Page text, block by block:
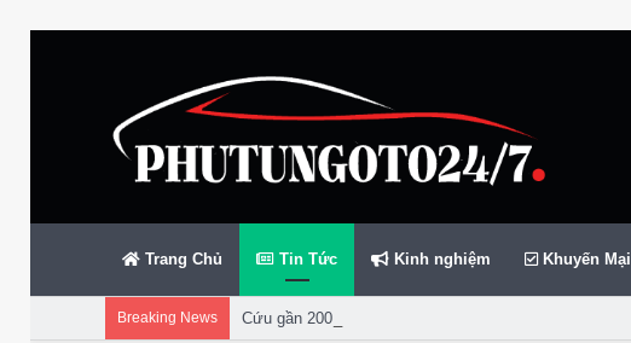
Trang Chủ Tin Tức Kinh nghiệm Khuyến Mại
Breaking News Cứu gần 200 thuyền viên gặp sự cố trên biển